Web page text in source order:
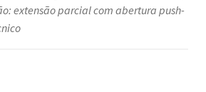
extensão parcial com abertura push-